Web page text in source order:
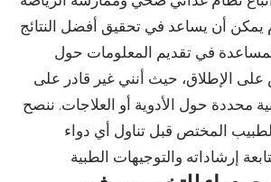
في تقديم المعلومات حول
الإطلاق، حيث أنني غير قادر على
محددة حول الأدوية أو العلاجات. ننصح
المختص قبل تناول أي دواء